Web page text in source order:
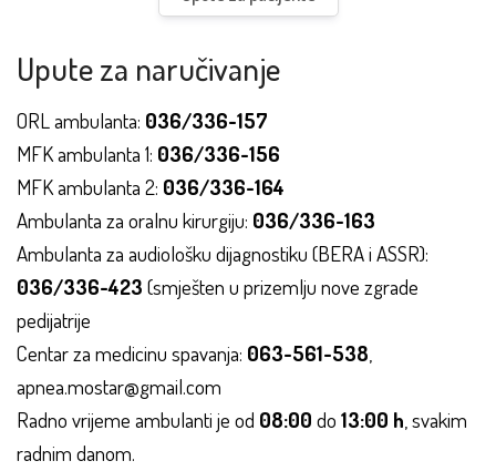
Upute za naručivanje
ORL ambulanta: 036/336-157
MFK ambulanta 1: 036/336-156
MFK ambulanta 2: 036/336-164
Ambulanta za oralnu kirurgiju: 036/336-163
Ambulanta za audiološku dijagnostiku (BERA i ASSR):
036/336-423 (smješten u prizemlju nove zgrade
pedijatrije
Centar za medicinu spavanja: 063-561-538,
apnea.mostar@gmail.com
Radno vrijeme ambulanti je od 08:00 do 13:00 h, svakim
radnim danom.